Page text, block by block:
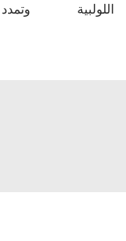
اللولبية
وتمدد